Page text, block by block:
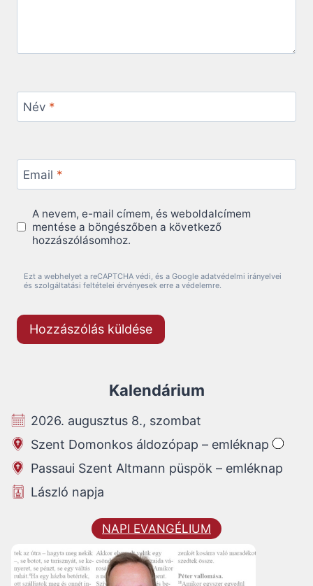
Név *
Email *
A nevem, e-mail címem, és weboldalcímem
mentése a böngészőben a következő
hozzászólásomhoz.
Ezt a webhelyet a reCAPTCHA védi, és a Google adatvédelmi irányelvei
és szolgáltatási feltételei érvényesek erre a védelemre.
Kalendárium
2026. augusztus 8., szombat
Szent Domonkos áldozópap – emléknap
Passaui Szent Altmann püspök – emléknap
László napja
NAPI EVANGÉLIUM